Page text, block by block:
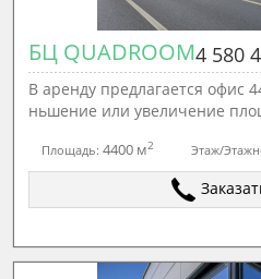
БЦ QUADROOM4 580
В аренду предлагается офис
ньшение или увеличение
Площадь: 4400 м2 Этаж/